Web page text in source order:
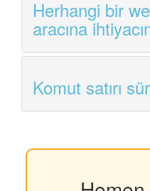
Herhangi bir
aracına
Komut satırı